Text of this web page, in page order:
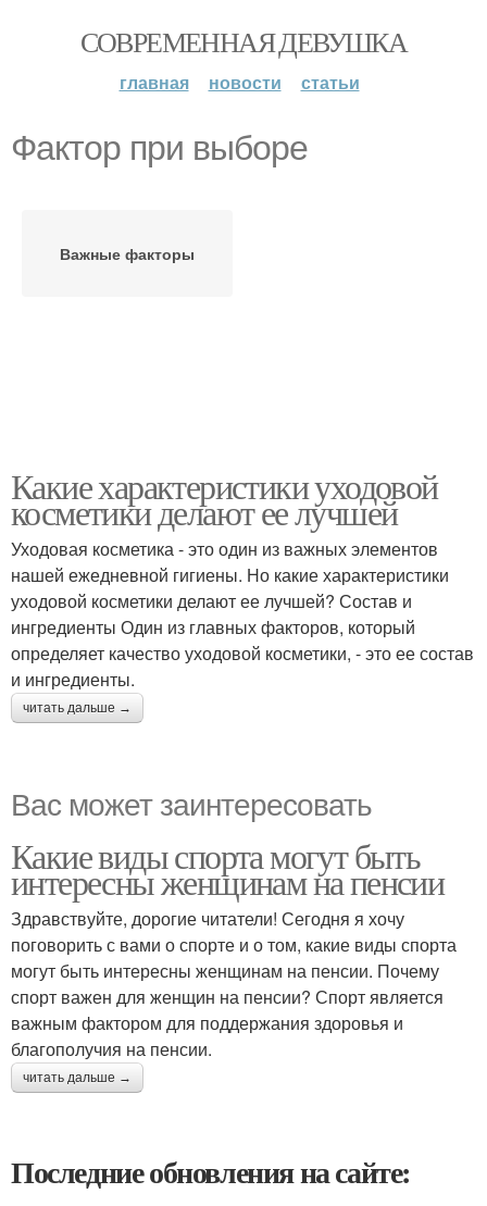
СОВРЕМЕННАЯ ДЕВУШКА
главная новости статьи
Фактор при выборе
Важные факторы
Какие характеристики уходовой
косметики делают ее лучшей
Уходовая косметика - это один из важных элементов
нашей ежедневной гигиены. Но какие характеристики
уходовой косметики делают ее лучшей? Состав и
ингредиенты Один из главных факторов, который
определяет качество уходовой косметики, - это ее состав
и ингредиенты.
читать дальше →
Вас может заинтересовать
Какие виды спорта могут быть
интересны женщинам на пенсии
Здравствуйте, дорогие читатели! Сегодня я хочу
поговорить с вами о спорте и о том, какие виды спорта
могут быть интересны женщинам на пенсии. Почему
спорт важен для женщин на пенсии? Спорт является
важным фактором для поддержания здоровья и
благополучия на пенсии.
читать дальше →
Последние обновления на сайте: